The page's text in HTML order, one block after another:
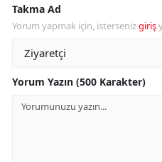
Takma Ad
Yorum yapmak için, istersenizgiriş
Yorum Yazın (500 Karakter)